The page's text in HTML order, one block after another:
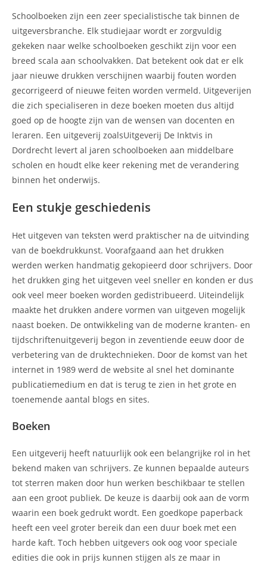
Schoolboeken zijn een zeer specialistische tak binnen de
uitgeversbranche. Elk studiejaar wordt er zorgvuldig
gekeken naar welke schoolboeken geschikt zijn voor een
breed scala aan schoolvakken. Dat betekent ook dat er elk
jaar nieuwe drukken verschijnen waarbij fouten worden
gecorrigeerd of nieuwe feiten worden vermeld. Uitgeverijen
die zich specialiseren in deze boeken moeten dus altijd
goed op de hoogte zijn van de wensen van docenten en
leraren. Een uitgeverij zoalsUitgeverij De Inktvis in
Dordrecht levert al jaren schoolboeken aan middelbare
scholen en houdt elke keer rekening met de verandering
binnen het onderwijs.
Een stukje geschiedenis
Het uitgeven van teksten werd praktischer na de uitvinding
van de boekdrukkunst. Voorafgaand aan het drukken
werden werken handmatig gekopieerd door schrijvers. Door
het drukken ging het uitgeven veel sneller en konden er dus
ook veel meer boeken worden gedistribueerd. Uiteindelijk
maakte het drukken andere vormen van uitgeven mogelijk
naast boeken. De ontwikkeling van de moderne kranten- en
tijdschriftenuitgeverij begon in zeventiende eeuw door de
verbetering van de druktechnieken. Door de komst van het
internet in 1989 werd de website al snel het dominante
publicatiemedium en dat is terug te zien in het grote en
toenemende aantal blogs en sites.
Boeken
Een uitgeverij heeft natuurlijk ook een belangrijke rol in het
bekend maken van schrijvers. Ze kunnen bepaalde auteurs
tot sterren maken door hun werken beschikbaar te stellen
aan een groot publiek. De keuze is daarbij ook aan de vorm
waarin een boek gedrukt wordt. Een goedkope paperback
heeft een veel groter bereik dan een duur boek met een
harde kaft. Toch hebben uitgevers ook oog voor speciale
edities die ook in prijs kunnen stijgen als ze maar in